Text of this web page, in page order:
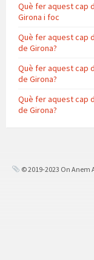
Què fer aquest cap
Girona i foc
Què fer aquest cap
de Girona?
Què fer aquest cap
de Girona?
Què fer aquest cap
de Girona?
© 2019-2023 On Anem